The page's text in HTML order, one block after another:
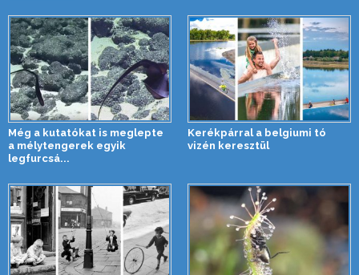
Még a kutatókat is meglepte
a mélytengerek egyik
legfurcsá...
Kerékpárral a belgiumi tó
vizén keresztül